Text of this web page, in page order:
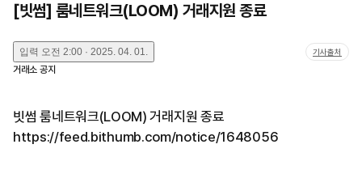
[빗썸] 룸네트워크(LOOM) 거래지원 종료
입력 오전 2:00 · 2025. 04. 01. 기사출처
거래소 공지
빗썸 룸네트워크(LOOM) 거래지원 종료
https://feed.bithumb.com/notice/1648056